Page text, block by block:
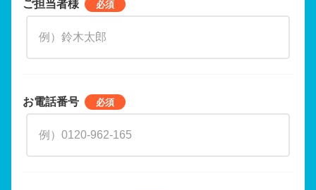
お電話番号